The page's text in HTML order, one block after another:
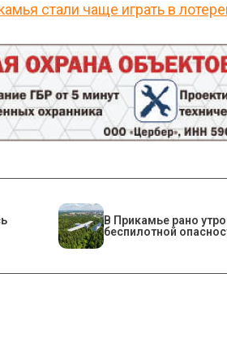
стали чаще играть в
​В Прикамье рано
беспилотной